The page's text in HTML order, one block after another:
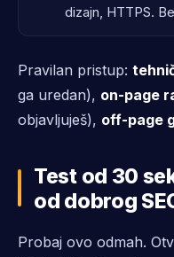
dizajn, HTTPS.
Pravilan pristup:
ga uredan), on-page
objavljuješ), off-page
Test od 30
od dobrog
Probaj ovo odmah.